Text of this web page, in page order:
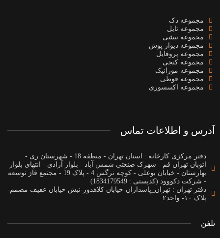
مجموعه دک
مجموعه تایل
مجموعه نبشی
مجموعه دیوار پوش
مجموعه پروفایل
مجموعه کنجی
مجموعه موزائیک
مجموعه قوطی
مجموعه اکسسوری
آدرس و اطلاعات تماس
دفتر مرکزی کارخانه : استان تهران - منطقه 18 - شهرستان ری -
اتوبان تهران قم - شهرک صنعتی شمس آباد - بلوار آزادی - انتهای بلوار
بهارستان - خیابان بوعلی - کوچه نرگس 4 - پلاک 19 - مجتمع فاز توسعه
- شرکت دکووود (کدپستی : 1834179549)
دفتر تهران : تهران_پاسداران-خیابان کلاهدوز-نبش خیابان عفیف مصمم-
پلاک ۱۰- واحد۲
تلفن